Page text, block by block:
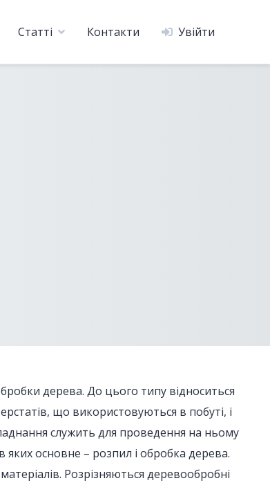
Статті Контакти Увійти
дерева. До цього типу відноситься
що використовуються в побуті, і
служить для проведення на ньому
яких основне – розпил і обробка дерева.
Розрізняються деревообробні